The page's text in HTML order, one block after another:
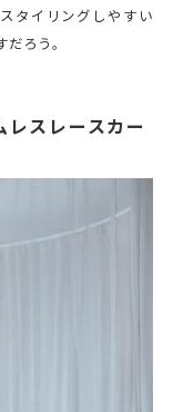
タイリングしやすい
ろう。
レスレースカー